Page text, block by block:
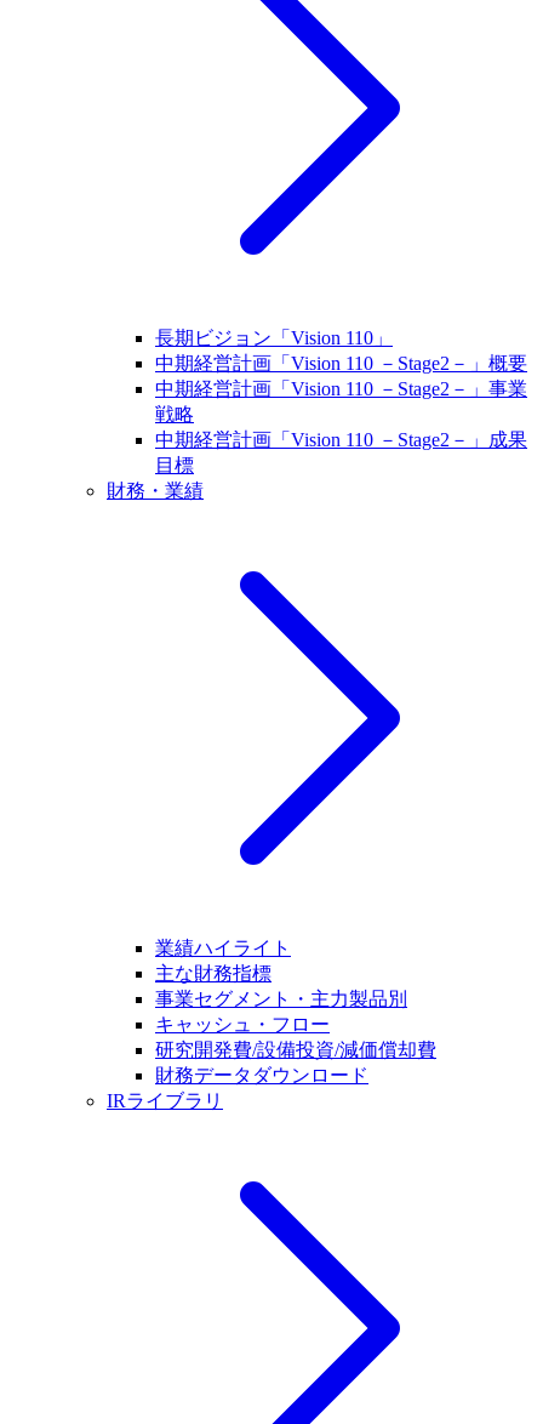
長期ビジョン「Vision 110」
中期経営計画「Vision 110 －Stage2－」概要
中期経営計画「Vision 110 －Stage2－」事業
戦略
中期経営計画「Vision 110 －Stage2－」成果
目標
財務・業績
業績ハイライト
主な財務指標
事業セグメント・主力製品別
キャッシュ・フロー
研究開発費/設備投資/減価償却費
財務データダウンロード
IRライブラリ